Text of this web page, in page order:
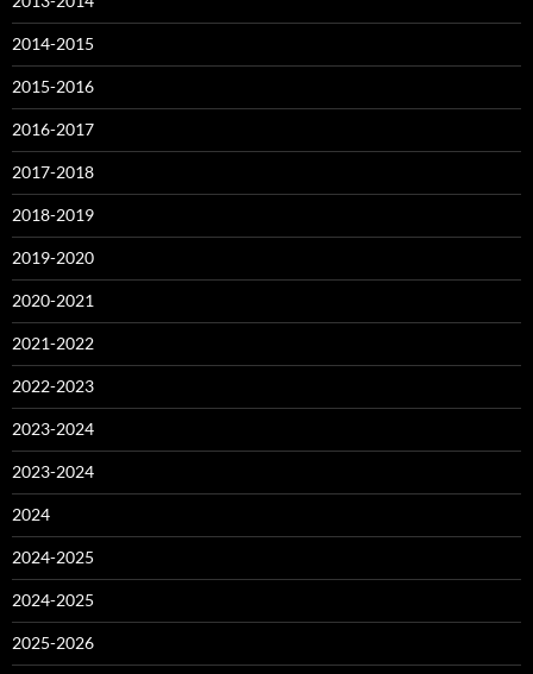
2014-2015
2015-2016
2016-2017
2017-2018
2018-2019
2019-2020
2020-2021
2021-2022
2022-2023
2023-2024
2023-2024
2024
2024-2025
2024-2025
2025-2026